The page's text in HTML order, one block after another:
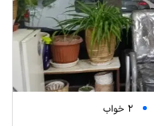
2 خواب